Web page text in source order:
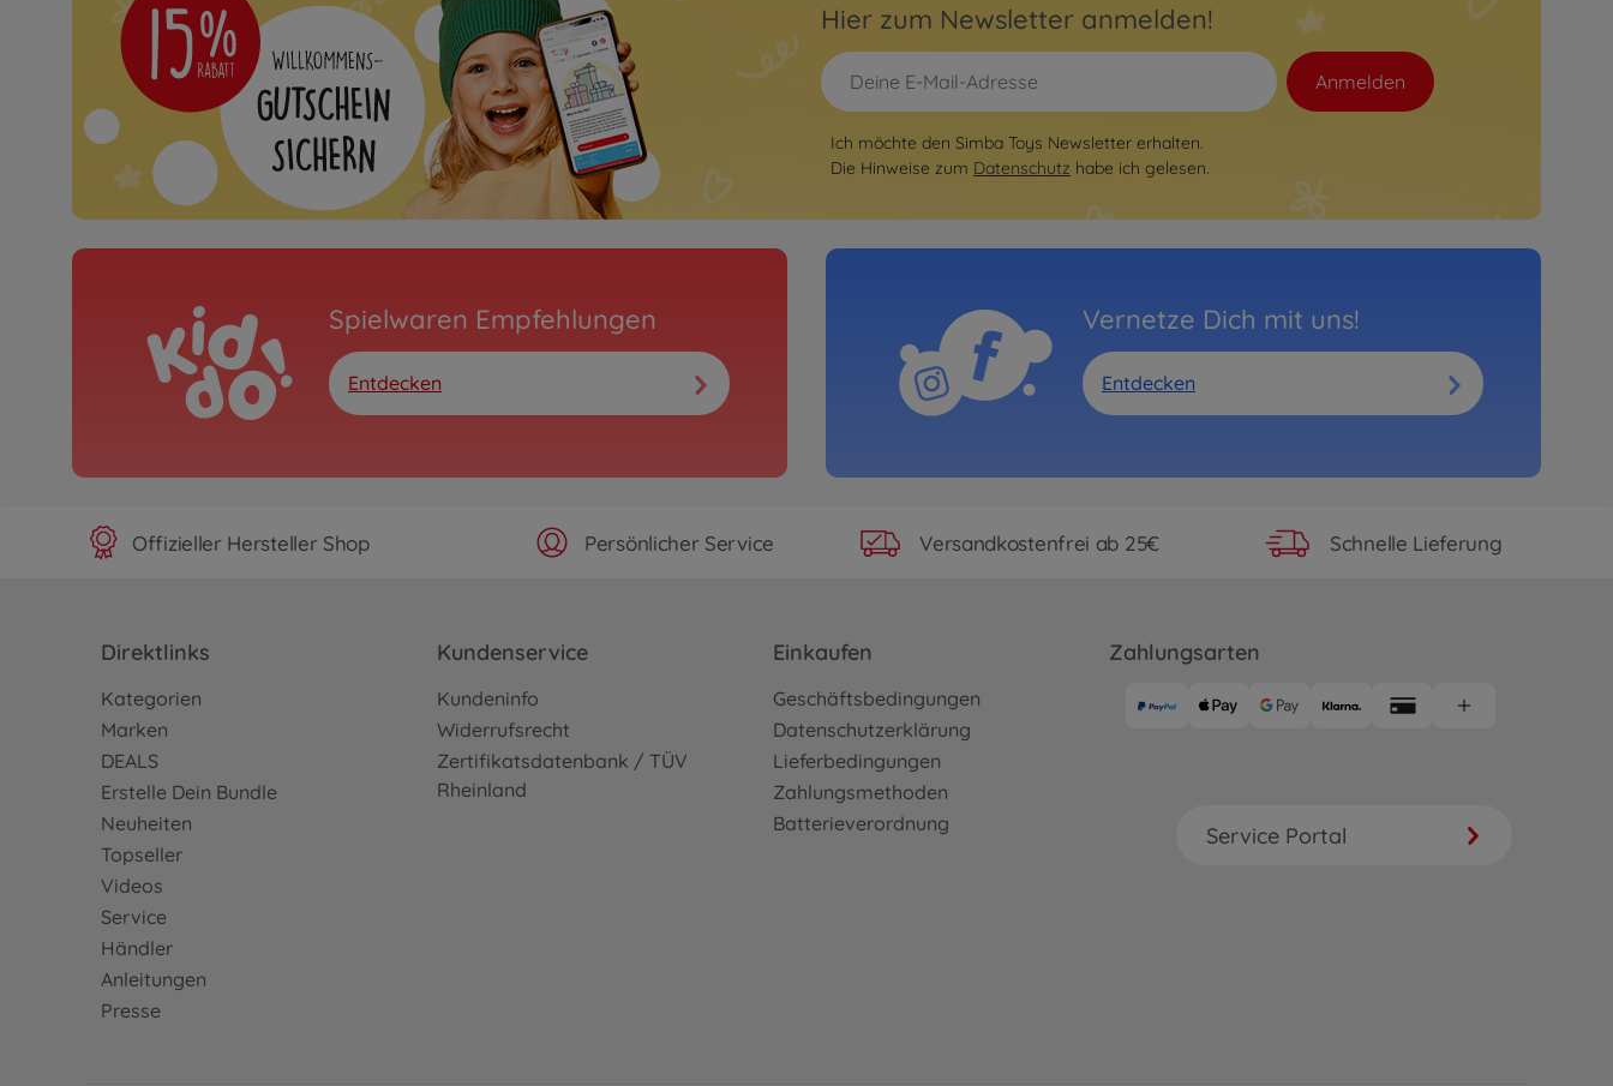
Hier zum Newsletter anmelden!
Anmelden
Ich möchte den Simba Toys Newsletter erhalten.
Die Hinweise zum Datenschutz habe ich gelesen.
Spielwaren Empfehlungen
Entdecken
Vernetze Dich mit uns!
Entdecken
Offizieller Hersteller Shop Persönlicher Service Versandkostenfrei ab 25€ Schnelle Lieferung
Direktlinks
Kategorien
Marken
DEALS
Erstelle Dein Bundle
Neuheiten
Topseller
Videos
Service
Händler
Anleitungen
Presse
Kundenservice
Kundeninfo
Widerrufsrecht
Zertifikatsdatenbank / TÜV
Rheinland
Einkaufen
Geschäftsbedingungen
Datenschutzerklärung
Lieferbedingungen
Zahlungsmethoden
Batterieverordnung
Zahlungsarten
Service Portal